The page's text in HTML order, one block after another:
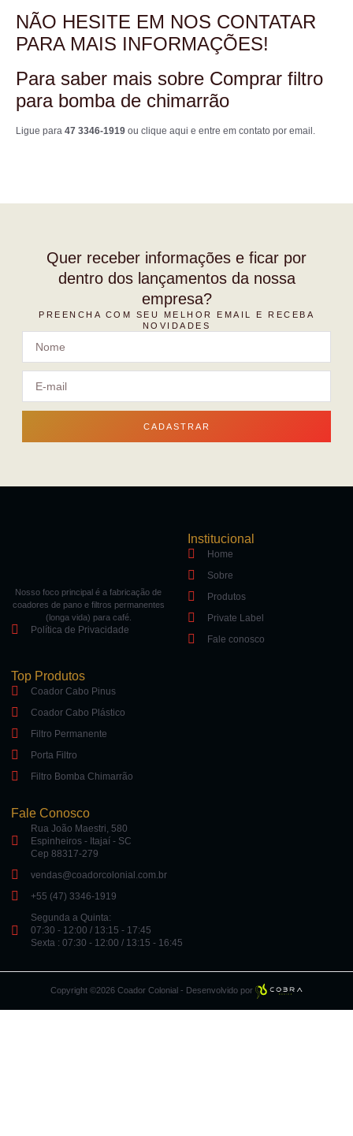
NÃO HESITE EM NOS CONTATAR
PARA MAIS INFORMAÇÕES!
Para saber mais sobre Comprar filtro
para bomba de chimarrão
Ligue para 47 3346-1919 ou clique aqui e entre em contato por email.
Quer receber informações e ficar por
dentro dos lançamentos da nossa
empresa?
PREENCHA COM SEU MELHOR EMAIL E RECEBA
NOVIDADES
CADASTRAR
Nosso foco principal é a fabricação de
coadores de pano e filtros permanentes
(longa vida) para café.
Política de Privacidade
Institucional
Home
Sobre
Produtos
Private Label
Fale conosco
Top Produtos
Coador Cabo Pinus
Coador Cabo Plástico
Filtro Permanente
Porta Filtro
Filtro Bomba Chimarrão
Fale Conosco
Rua João Maestri, 580
Espinheiros - Itajaí - SC
Cep 88317-279
vendas@coadorcolonial.com.br
+55 (47) 3346-1919
Segunda a Quinta:
07:30 - 12:00 / 13:15 - 17:45
Sexta : 07:30 - 12:00 / 13:15 - 16:45
Copyright ©2026 Coador Colonial - Desenvolvido por